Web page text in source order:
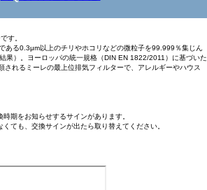
す。
ある0.3μm以上のチリやホコリなどの微粒子を99.999％集じん
果）。ヨーロッパの統一規格（DIN EN 1822/2011）に基づいた
されるミーレの最上位排気フィルターで、アレルギーやハウス
期をお知らせするサインがあります。
ても、交換サインが出たら取り替えてください。